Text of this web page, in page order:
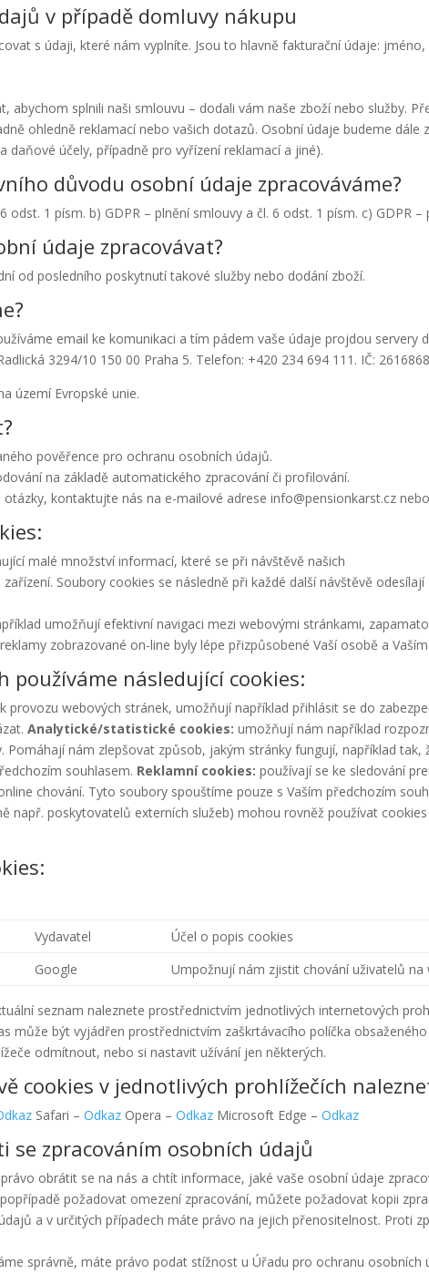
v případě domluvy nákupu
s údaji, které nám vyplníte. Jsou to hlavně fakturační údaje:
abychom splnili naši smlouvu – dodali vám naše zboží nebo služby.
ohledně reklamací nebo vašich dotazů. Osobní údaje budeme
daňové účely, případně pro vyřízení reklamací a jiné).
důvodu osobní údaje zpracováváme?
odst. 1 písm. b) GDPR – plnění smlouvy a čl. 6 odst. 1 písm. c) GDPR
údaje zpracovávat?
od posledního poskytnutí takové služby nebo dodání zboží.
email ke komunikaci a tím pádem vaše údaje projdou
3294/10 150 00 Praha 5. Telefon: +420 234 694 111. IČ:
území Evropské unie.
pověřence pro ochranu osobních údajů.
na základě automatického zpracování či profilování.
kontaktujte nás na e-mailové adrese info@pensionkarst.cz
malé množství informací, které se při návštěvě našich
Soubory cookies se následně při každé další návštěvě
umožňují efektivní navigaci mezi webovými stránkami,
zobrazované on-line byly lépe přizpůsobené Vaší osobě a
používáme následující cookies:
provozu webových stránek, umožňují například přihlásit se do
Analytické/statistické cookies: umožňují nám například
Pomáhají nám zlepšovat způsob, jakým stránky fungují, například
souhlasem. Reklamní cookies: používají se ke sledování
chování. Tyto soubory spouštíme pouze s Vaším předchozím
např. poskytovatelů externích služeb) mohou rovněž používat
Vydavatel Účel o popis cookies
Google Umpožnují nám zjistit chování uživatelů na
seznam naleznete prostřednictvím jednotlivých internetových
může být vyjádřen prostřednictvím zaškrtávacího políčka
odmítnout, nebo si nastavit užívání jen některých.
cookies v jednotlivých prohlížečích
Safari –Odkaz Opera –Odkaz Microsoft Edge –Odkaz
se zpracováním osobních údajů
obrátit se na nás a chtít informace, jaké vaše osobní údaje
požadovat omezení zpracování, můžete požadovat kopii
a v určitých případech máte právo na jejich přenositelnost. Proti
správně, máte právo podat stížnost u Úřadu pro ochranu